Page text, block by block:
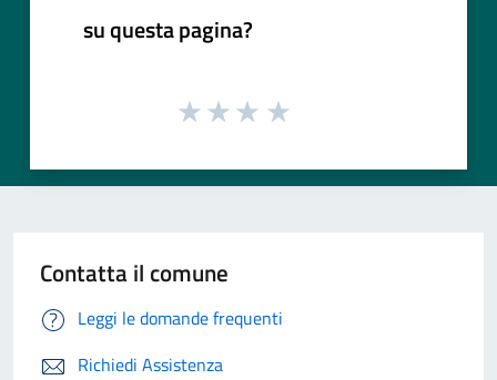
su questa pagina?
Contatta il comune
Leggi le domande frequenti
Richiedi Assistenza